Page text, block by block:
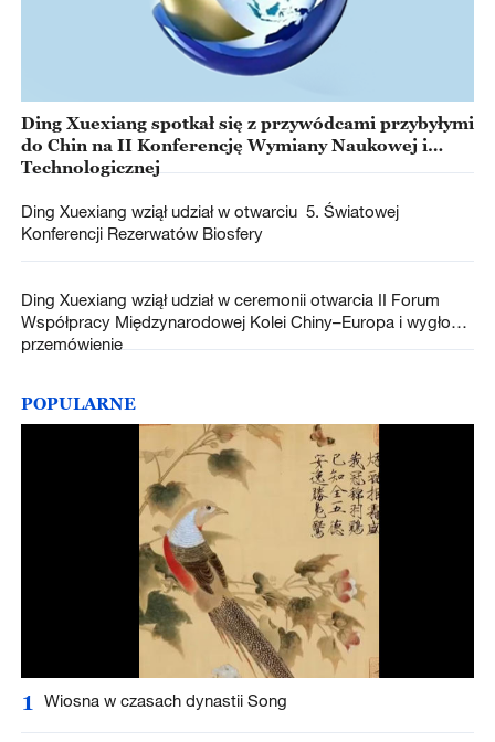
Ding Xuexiang spotkał się z przywódcami przybyłymi
do Chin na II Konferencję Wymiany Naukowej i
Technologicznej
Ding Xuexiang wziął udział w otwarciu 5. Światowej
Konferencji Rezerwatów Biosfery
Ding Xuexiang wziął udział w ceremonii otwarcia II Forum
Współpracy Międzynarodowej Kolei Chiny–Europa i wygłosił
przemówienie
POPULARNE
1 Wiosna w czasach dynastii Song